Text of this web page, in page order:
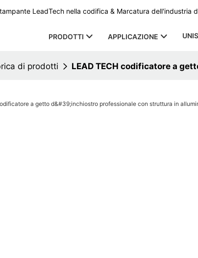
LeadTech nella codifica & Marcatura dell'industria
PRODOTTI APPLICAZIONE
di prodotti LEAD TECH codificatore a